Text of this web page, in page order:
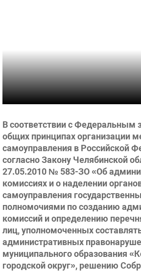
В соответствии с Федеральным
общих принципах организации
самоуправления в Российской
согласно Закону Челябинской
27.05.2010 № 583-ЗО «Об
комиссиях и о наделении
самоуправления
полномочиями по созданию
комиссий и определению
лиц, уполномоченных
административных
муниципального образования
городской округ», решению